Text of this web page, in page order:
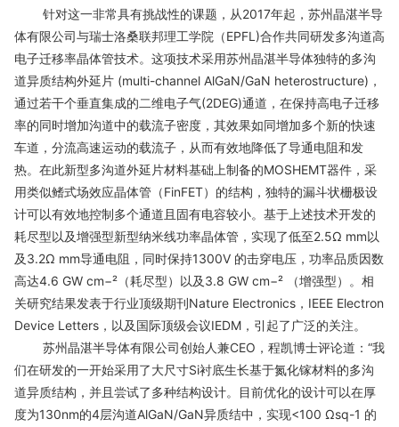
针对这一非常具有挑战性的课题，从2017年起，苏州晶湛半导
体有限公司与瑞士洛桑联邦理工学院（EPFL)合作共同研发多沟道高
电子迁移率晶体管技术。这项技术采用苏州晶湛半导体独特的多沟
道异质结构外延片 (multi-channel AlGaN/GaN heterostructure)，
通过若干个垂直集成的二维电子气(2DEG)通道，在保持高电子迁移
率的同时增加沟道中的载流子密度，其效果如同增加多个新的快速
车道，分流高速运动的载流子，从而有效地降低了导通电阻和发
热。在此新型多沟道外延片材料基础上制备的MOSHEMT器件，采
用类似鳍式场效应晶体管（FinFET）的结构，独特的漏斗状栅极设
计可以有效地控制多个通道且固有电容较小。基于上述技术开发的
耗尽型以及增强型新型纳米线功率晶体管，实现了低至2.5Ω mm以
及3.2Ω mm导通电阻，同时保持1300V 的击穿电压，功率品质因数
高达4.6 GW cm−²（耗尽型）以及3.8 GW cm−² （增强型）。相
关研究结果发表于行业顶级期刊Nature Electronics，IEEE Electron
Device Letters，以及国际顶级会议IEDM，引起了广泛的关注。
苏州晶湛半导体有限公司创始人兼CEO，程凯博士评论道：“我
们在研发的一开始采用了大尺寸Si衬底生长基于氮化镓材料的多沟
道异质结构，并且尝试了多种结构设计。目前优化的设计可以在厚
度为130nm的4层沟道AlGaN/GaN异质结中，实现<100 Ωsq-1 的